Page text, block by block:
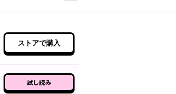
ストアで購入
試し読み